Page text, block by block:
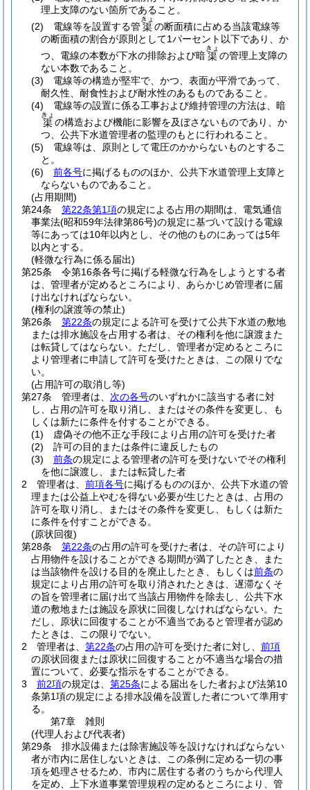
理上支障のない箇所であること。
(2)
電線等を設置する管 渠
きょ
の断面積に占める当該電線等
の断面積の割合が原則として1パーセント以下であり、か
つ、電線の本数が下水の排除および暗渠
きょ
の管理上支障の
ない本数であること。
(3)
電線等の構造が堅牢で、かつ、表面が平滑であって、
耐久性、耐食性および耐水性のあるものであること。
(4)
電線等の設置に係る工事および維持管理の方法は、暗
渠
きょ
の構造および機能に影響を及ぼさないものであり、か
つ、公共下水道管理者の監理のもとに行われること。
(5)
電線等は、原則として電圧のかからないものとするこ
と。
(6)
前各号に掲げるもののほか、公共下水道管理上支障と
ならないものであること。
(占用期間)
第24条
第22条第1項の規定による占用の期間は、電気通信
事業法(昭和59年法律第86号)の規定に基づいて設ける電線
等にあっては10年以内とし、その他のものにあっては5年
以内とする。
(軽微な行為に係る届出)
第25条
令第16条各号に掲げる軽微な行為をしようとする者
は、管理者が定めるところにより、あらかじめ管理者に届
け出なければならない。
(権利の譲渡等の禁止)
第26条
第22条の規定による許可を受けて公共下水道の敷地
または排水施設を占用する者は、その権利を他に譲渡また
は転貸してはならない。 ただし、管理者が定めるところに
より管理者に申請して許可を受けたときは、この限りでな
い。
(占用許可の取消し等)
第27条
管理者は、 次の各号のいずれかに該当する者に対
し、占用の許可を取り消し、またはその条件を変更し、も
しくは新たに条件を付することができる。
(1)
虚偽その他不正な手段により占用の許可を受けた者
(2)
許可の目的または条件に違反したもの
(3)
前条の規定による管理者の許可を受けないでその権利
を他に譲渡し、または転貸した者
2
管理者は、 前項各号に掲げるもののほか、公共下水道の管
理または公益上やむを得ない必要が生じたときは、占用の
許可を取り消し、またはその条件を変更し、もしくは新た
に条件を付すことができる。
(原状回復)
第28条
第22条の占用の許可を受けた者は、その許可により
占用物件を設けることができる期間が満了したとき、また
は当該物件を設ける目的を廃止したとき、もしくは前条の
規定により占用の許可を取り消されたときは、遅滞なくそ
の旨を管理者に届け出て当該占用物件を除去し、公共下水
道の敷地または施設を原状に回復しなければならない。 た
だし、原状に回復することが不適当であると管理者が認め
たときは、この限りでない。
2
管理者は、 第22条の占用の許可を受けた者に対し、 前項
の原状回復または原状に回復することが不適当な場合の措
置について、必要な指示をすることができる。
3
前2項の規定は、 第25条による届出をした者および法第10
条第1項の規定による排水設備を設置した者について準用す
る。
第7章
雑則
(代理人および代表者)
第29条
排水設備または除害施設等を設けなければならない
者が市内に居住しないときは、この条例に定める一切の事
項を処理させるため、市内に居住する者のうちから代理人
を定め、上下水道事業管理規程の定めるところにより、管